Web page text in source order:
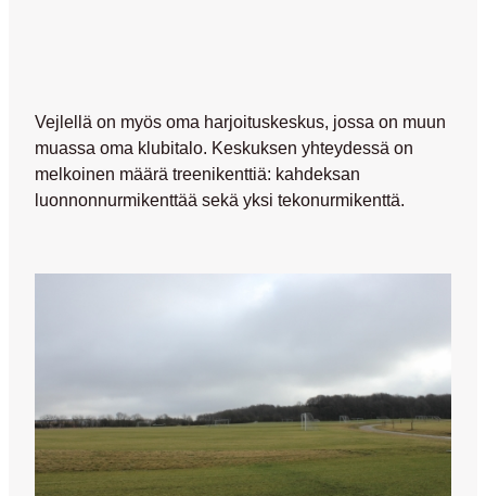
Vejlellä on myös oma harjoituskeskus, jossa on muun
muassa oma klubitalo. Keskuksen yhteydessä on
melkoinen määrä treenikenttiä: kahdeksan
luonnonnurmikenttää sekä yksi tekonurmikenttä.